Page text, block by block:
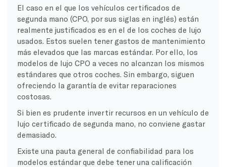
El caso en el que los vehículos certificados de
segunda mano (CPO, por sus siglas en inglés) están
realmente justificados es en el de los coches de lujo
usados. Estos suelen tener gastos de mantenimiento
más elevados que las marcas estándar. Por ello, los
modelos de lujo CPO a veces no alcanzan los mismos
estándares que otros coches. Sin embargo, siguen
ofreciendo la garantía de evitar reparaciones
costosas.
Si bien es prudente invertir recursos en un vehículo de
lujo certificado de segunda mano, no conviene gastar
demasiado.
Existe una pauta general de confiabilidad para los
modelos estándar que debe tener una calificación